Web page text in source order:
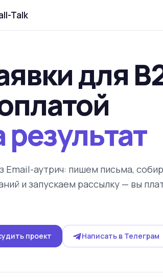
Talk
для
результат
Email-аутрич: пишем письма,
и запускаем рассылку — вы
проект Написать в Телеграм